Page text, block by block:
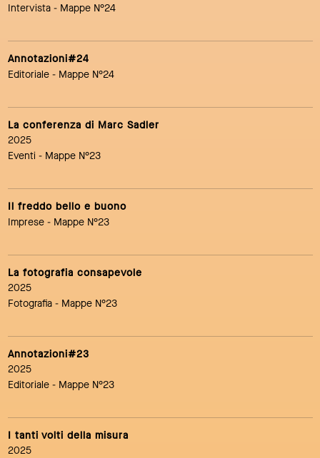
Intervista - Mappe N°24
Annotazioni#24
Editoriale - Mappe N°24
La conferenza di Marc Sadler
2025
Eventi - Mappe N°23
Il freddo bello e buono
Imprese - Mappe N°23
La fotografia consapevole
2025
Fotografia - Mappe N°23
Annotazioni#23
2025
Editoriale - Mappe N°23
I tanti volti della misura
2025